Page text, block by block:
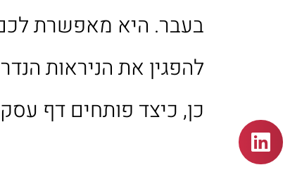
בעבר. היא מאפשרת לכם
להפגין את הניראות
כן, כיצד פותחים דף